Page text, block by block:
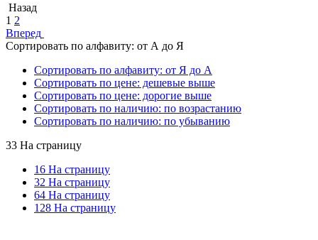
Назад
1 2
Вперед
Сортировать по алфавиту: от А до Я
Сортировать по алфавиту: от Я до А
Сортировать по цене: дешевые выше
Сортировать по цене: дорогие выше
Сортировать по наличию: по возрастанию
Сортировать по наличию: по убыванию
33 На страницу
16 На страницу
32 На страницу
64 На страницу
128 На страницу